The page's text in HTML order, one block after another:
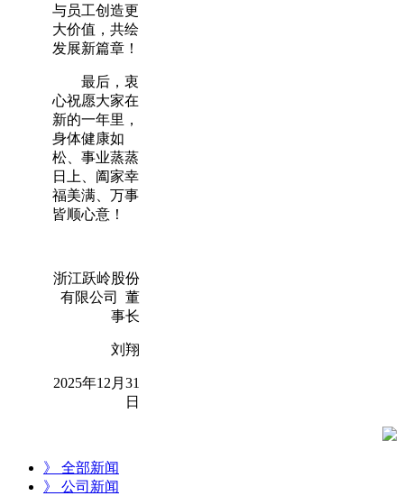
与员工创造更
大价值，共绘
发展新篇章！
最后，衷
心祝愿大家在
新的一年里，
身体健康如
松、事业蒸蒸
日上、阖家幸
福美满、万事
皆顺心意！
浙江跃岭股份
有限公司 董
事长
刘翔
2025年12月31
日
》 全部新闻
》 公司新闻